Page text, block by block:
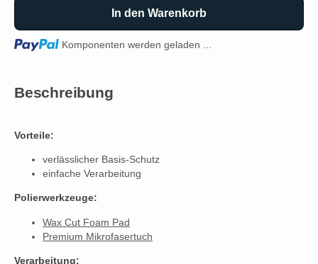
In den Warenkorb
Loading... Komponenten werden geladen ...
Beschreibung
Vorteile:
verlässlicher Basis-Schutz
einfache Verarbeitung
Polierwerkzeuge:
Wax Cut Foam Pad
Premium Mikrofasertuch
Verarbeitung: